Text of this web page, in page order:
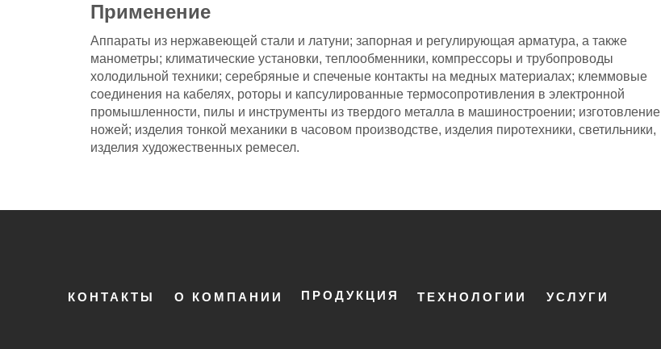
Применение
Аппараты из нержавеющей стали и латуни; запорная и регулирующая арматура, а также
манометры; климатические установки, теплообменники, компрессоры и трубопроводы
холодильной техники; серебряные и спеченые контакты на медных материалах; клеммовые
соединения на кабелях, роторы и капсулированные термосопротивления в электронной
промышленности, пилы и инструменты из твердого металла в машиностроении; изготовление
ножей; изделия тонкой механики в часовом производстве, изделия пиротехники, светильники,
изделия художественных ремесел.
КОНТАКТЫ О КОМПАНИИ ПРОДУКЦИЯ ТЕХНОЛОГИИ УСЛУГИ